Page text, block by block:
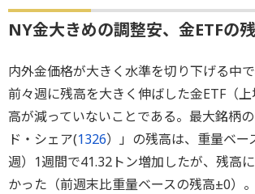
NY金大きめの調整安、金ETFの
内外金価格が大きく水準を切り下げる中
前々週に残高を大きく伸ばした金ETF（
高が減っていないことである。最大銘柄
ド・シェア(1326）」の残高は、重量ベー
週）1週間で41.32トン増加したが、残高
かった（前週末比重量ベースの残高±0）。